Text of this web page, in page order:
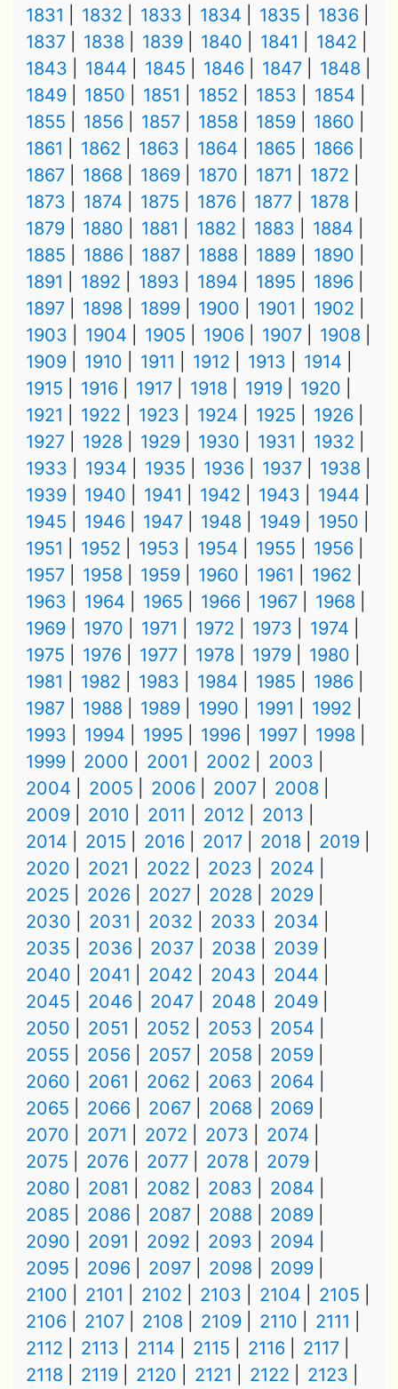
1831
1832 1833 1834 1835
1836
1837
1838 1839 1840 1841
1842
1843
1844 1845 1846 1847
1848
1849
1850 1851 1852 1853
1854
1855
1856 1857 1858 1859
1860
1861
1862 1863 1864 1865
1866
1867
1868 1869 1870 1871
1872
1873
1874 1875 1876 1877
1878
1879
1880 1881 1882 1883
1884
1885
1886 1887 1888 1889
1890
1891
1892 1893 1894 1895
1896
1897
1898 1899 1900 1901
1902
1903
1904 1905 1906 1907
1908
1909
1910 1911 1912 1913
1914
1915
1916 1917 1918 1919
1920
1921
1922 1923 1924 1925
1926
1927
1928 1929 1930 1931
1932
1933
1934 1935 1936 1937
1938
1939
1940 1941 1942 1943
1944
1945
1946 1947 1948 1949
1950
1951
1952 1953 1954 1955
1956
1957
1958 1959 1960 1961
1962
1963
1964 1965 1966 1967
1968
1969
1970 1971 1972 1973
1974
1975
1976 1977 1978 1979
1980
1981
1982 1983 1984 1985
1986
1987
1988 1989 1990 1991
1992
1993
1994 1995 1996 1997
1998
1999
2000 2001 2002
2003
2004
2005 2006 2007
2008
2009
2010 2011 2012
2013
2014
2015 2016 2017 2018
2019
2020
2021 2022 2023
2024
2025
2026 2027 2028
2029
2030
2031 2032 2033
2034
2035
2036 2037 2038
2039
2040
2041 2042 2043
2044
2045
2046 2047 2048
2049
2050
2051 2052 2053
2054
2055
2056 2057 2058
2059
2060
2061 2062 2063
2064
2065
2066 2067 2068
2069
2070
2071 2072 2073
2074
2075
2076 2077 2078
2079
2080
2081 2082 2083
2084
2085
2086 2087 2088
2089
2090
2091 2092 2093
2094
2095
2096 2097 2098
2099
2100
2101 2102 2103 2104
2105
2106
2107 2108 2109 2110
2111
2112
2113 2114 2115 2116
2117
2118
2119 2120 2121 2122 2123